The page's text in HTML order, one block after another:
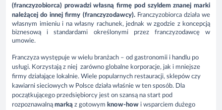
(franczyzobiorca) prowadzi własną firmę pod szyldem znanej marki
należącej do innej firmy (franczyzodawcy).Franczyzobiorca działa we
własnym imieniu i na własny rachunek, jednak w zgodzie z koncepcją
biznesową i standardami określonymi przez franczyzodawcę w
umowie.
Franczyza występuje w wielu branżach – od gastronomii i handlu po
usługi. Korzystają z niej zarówno globalne korporacje, jak i mniejsze
firmy działające lokalnie. Wiele popularnych restauracji, sklepów czy
kawiarni sieciowych w Polsce działa właśnie w ten sposób. Dla
początkującego przedsiębiorcy jest on szansą na start pod
rozpoznawalną marką z gotowym know-how i wsparciem dużego